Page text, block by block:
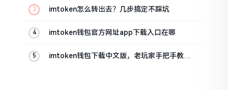
imtoken怎么转出去？几步搞定不踩坑
imtoken钱包官方网址app下载入口在哪
imtoken钱包下载中文版，老玩家手把手教你